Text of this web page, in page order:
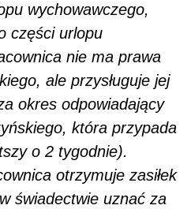
wychowawczego,
części urlopu
nie ma prawa
ale przysługuje jej
okres odpowiadający
która przypada
o 2 tygodnie).
otrzymuje zasiłek
świadectwie uznać za